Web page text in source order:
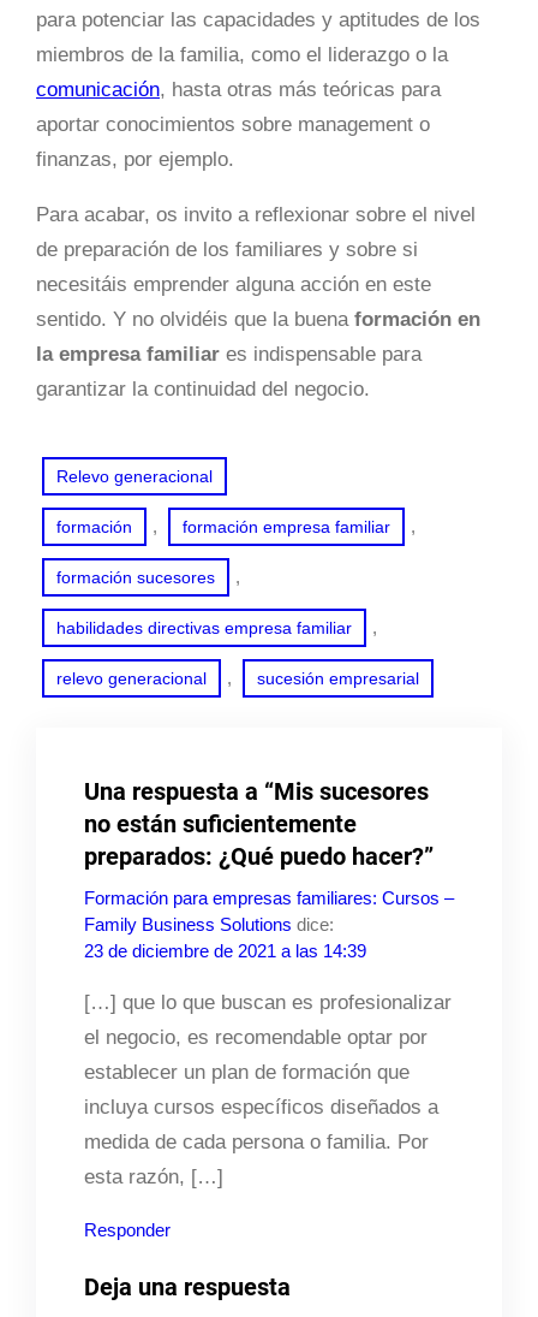
para potenciar las capacidades y aptitudes de los
miembros de la familia, como el liderazgo o la
comunicación, hasta otras más teóricas para
aportar conocimientos sobre management o
finanzas, por ejemplo.
Para acabar, os invito a reflexionar sobre el nivel
de preparación de los familiares y sobre si
necesitáis emprender alguna acción en este
sentido. Y no olvidéis que la buena formación en
la empresa familiar es indispensable para
garantizar la continuidad del negocio.
Relevo generacional
formación , formación empresa familiar ,
formación sucesores ,
habilidades directivas empresa familiar ,
relevo generacional , sucesión empresarial
Una respuesta a “Mis sucesores
no están suficientemente
preparados: ¿Qué puedo hacer?”
Formación para empresas familiares: Cursos –
Family Business Solutions dice:
23 de diciembre de 2021 a las 14:39
[…] que lo que buscan es profesionalizar
el negocio, es recomendable optar por
establecer un plan de formación que
incluya cursos específicos diseñados a
medida de cada persona o familia. Por
esta razón, […]
Responder
Deja una respuesta